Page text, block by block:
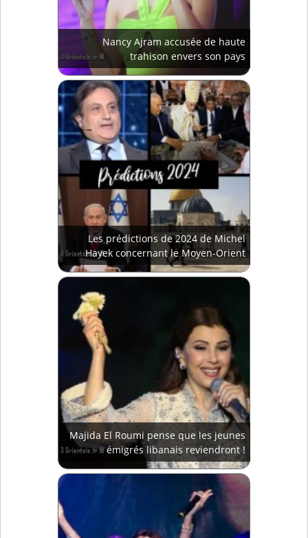
Nancy Ajram accusée de haute
trahison envers son pays
Les prédictions de 2024 de Michel
Hayek concernant le Moyen-Orient
Majida El Roumi pense que les jeunes
émigrés libanais reviendront !